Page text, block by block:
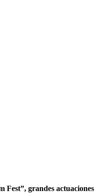
grandes actuaciones